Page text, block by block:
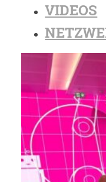
VIDEOS